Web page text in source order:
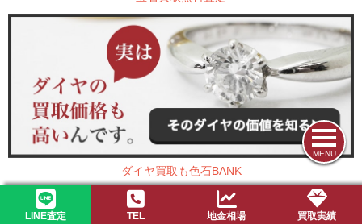
MENU
LINE査定 TEL 地金相場 買取実績
ダイヤ買取も色石BANK